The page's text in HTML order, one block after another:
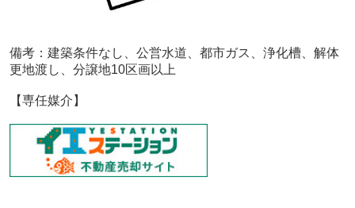
備考： 建築条件なし、公営水道、都市ガス、浄化槽、解体
更地渡し、分譲地10区画以上
【専任媒介】